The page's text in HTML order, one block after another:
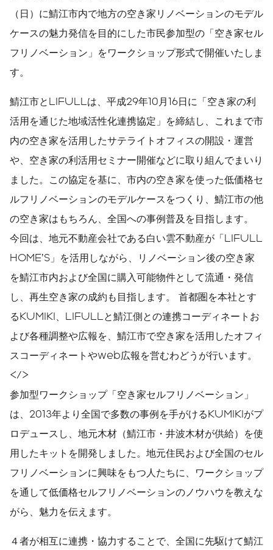
（日）に鯖江市内で地方の空き家リノベーションのモデル
ケースの魅力発信を目的にした市民参加型の「空き家セル
フリノベーション」をワークショップ形式で開催いたしま
す。
鯖江市とLIFULLは、平成29年10月16日に「空き家の利
活用を通じた地域活性化連携協定」を締結し、これまで市
内の空き家を活用したサテライトオフィスの開設・運営
や、空き家の利活用セミナー開催などに取り組んでまいり
ました。この協定を基に、市内の空き家を使った低価格セ
ルフリノベーションのモデルケースをつくり、鯖江市の他
の空き家はもちろん、全国への事例普及を目指します。
今回は、地元不動産会社である白い雲不動産が「LIFULL
HOME’S」を活用しながら、リノベーション後の空き家
を鯖江市内および全国に購入可能物件として流通・発信
し、再生空き家の成約も目指します。 首都圏を本社とす
るKUMIKI、LIFULLと鯖江側との連携コーディネートお
よび各種調整や広報を、鯖江市で空き家を活用したオフィ
スコーディネートやweb広報を営むわどうが行います。
</>
参加型ワークショップ「空き家セルフリノベーション」
は、2013年より全国で多数の事例を手がけるKUMIKIがプ
ロデュースし、地元木材（鯖江市・井波木材が供給）を使
用したキットを開発しました。地元住民および全国のセル
フリノベーションに興味をもつ人たちに、ワークショップ
を通して低価格セルフリノベーションのノウハウを教えな
がら、魅力を伝えます。
４者が相互に連携・協力することで、全国に先駆けて鯖江